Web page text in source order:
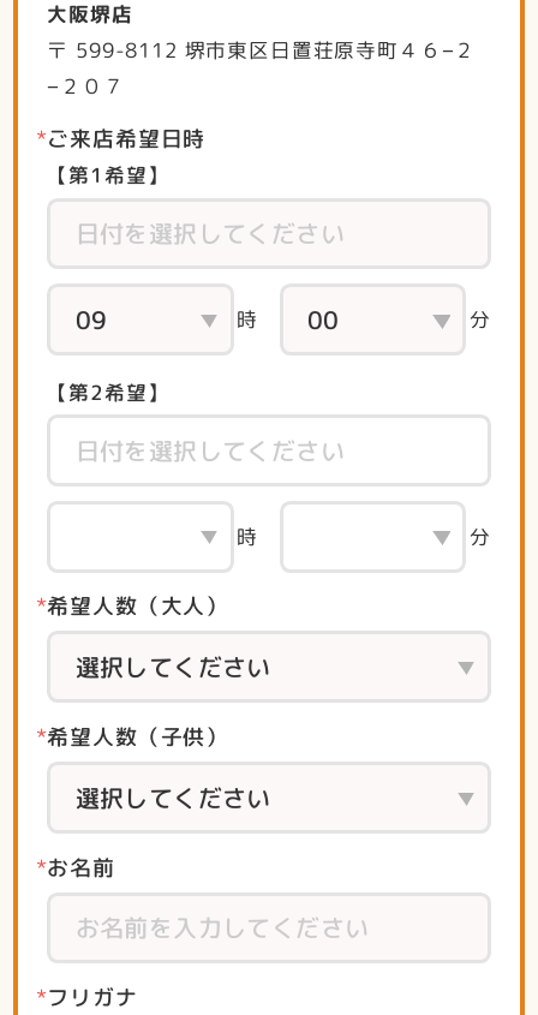
大阪堺店
〒 599-8112 堺市東区日置荘原寺町４６−２
−２０７
ご来店希望日時
【第1希望】
時 分
【第2希望】
時 分
希望人数（大人）
希望人数（子供）
お名前
フリガナ